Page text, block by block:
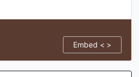
Embed < >